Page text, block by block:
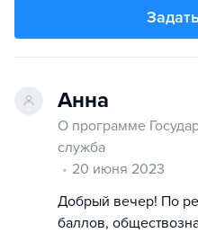
Анна
О программе
служба
20 июня 2023
Добрый вечер! По
баллов,